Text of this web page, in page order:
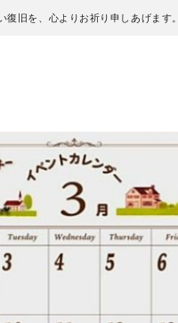
旧を、心よりお祈り申しあげます。